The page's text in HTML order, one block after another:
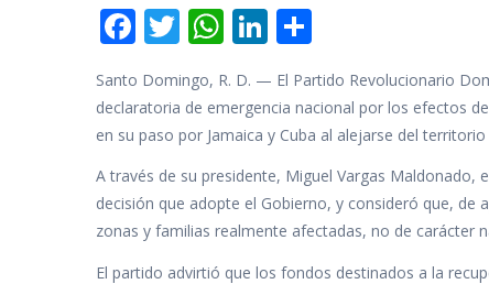
F
e
b
o
o
k
T
itt
er
W
at
s
A
p
p
Li
n
k
e
dI
n
o
m
p
ar
ti
r
Santo Domingo, R. D. — El Partido Revolucionario
declaratoria de emergencia nacional por los efectos
en su paso por Jamaica y Cuba al alejarse del
A través de su presidente, Miguel Vargas Maldonado,
decisión que adopte el Gobierno, y consideró que, de
zonas y familias realmente afectadas, no de carácter
El partido advirtió que los fondos destinados a la